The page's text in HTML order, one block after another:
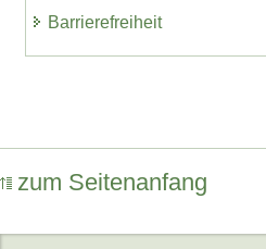
Barrierefreiheit
zum Seitenanfang